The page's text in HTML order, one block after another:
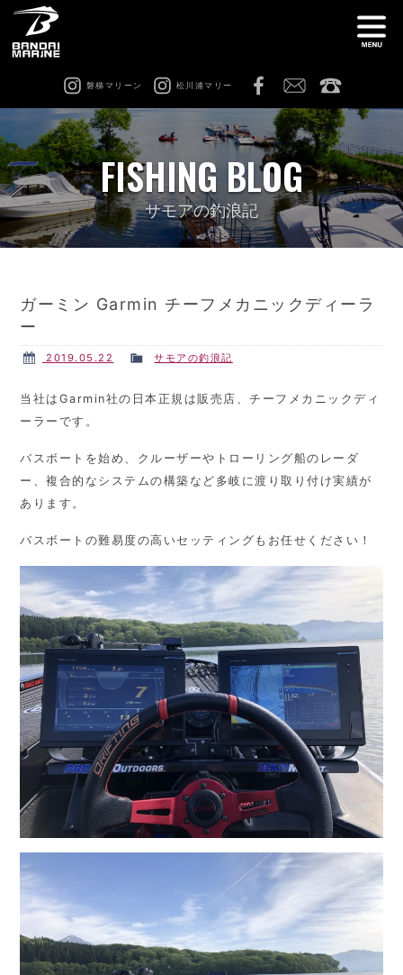
磐梯マリーン 松川浦マリー
船舶免許教室 在庫情報
レンタル 猪苗代ビーチサイドマリーナ
FISHING BLOG
サモアの釣浪記
ガーミン Garmin チーフメカニックディーラ
ー
2019.05.22 サモアの釣浪記
当社はGarmin社の日本正規は販売店、チーフメカニックディ
ーラーです。
バスボートを始め、クルーザーやトローリング船のレーダ
ー、複合的なシステムの構築など多岐に渡り取り付け実績が
あります。
バスボートの難易度の高いセッティングもお任せください！